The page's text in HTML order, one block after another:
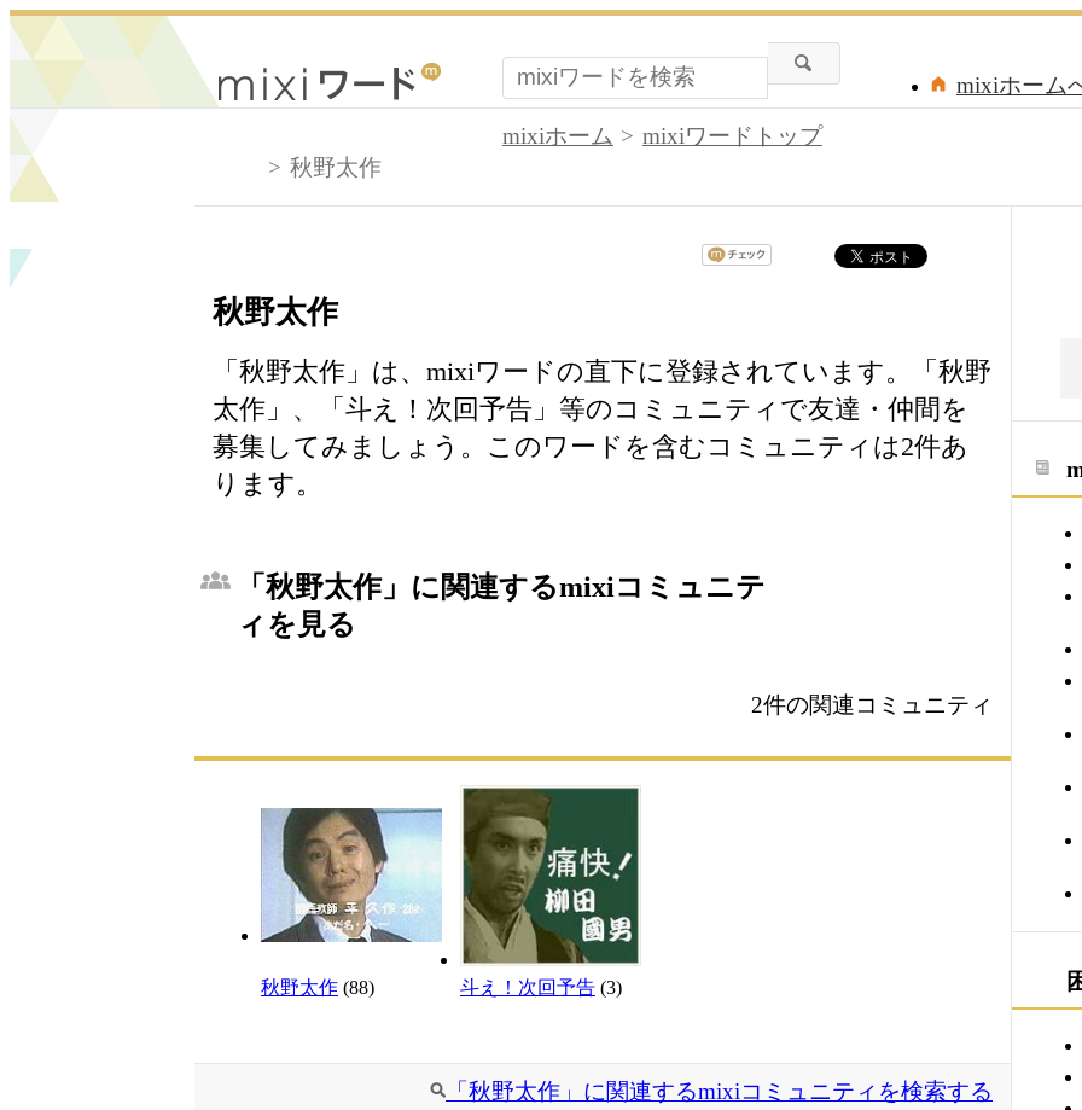
mixiホーム
mixiホーム
mixiワードトップ
秋野太作
秋野太作
「秋野太作」は、mixiワードの直下に登録されています。「秋野
太作」、「斗え！次回予告」等のコミュニティで友達・仲間を
募集してみましょう。このワードを含むコミュニティは2件あ
ります。
「秋野太作」に関連するmixiコミュニテ
ィを見る
2件の関連コミュニティ
秋野太作 (88) 斗え！次回予告 (3)
「秋野太作」に関連するmixiコミュニティを検索する